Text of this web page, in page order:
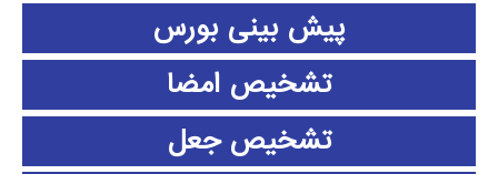
پیش بینی بورس
تشخیص امضا
تشخیص جعل